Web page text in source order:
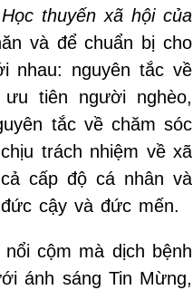
thuyến xã hội của
và để chuẩn bị cho
nhau: nguyên tắc về
tiên người nghèo,
tắc về chăm sóc
trách nhiệm về xã
cấp độ cá nhân và
cậy và đức mến.
cộm mà dịch bệnh
ánh sáng Tin Mừng,